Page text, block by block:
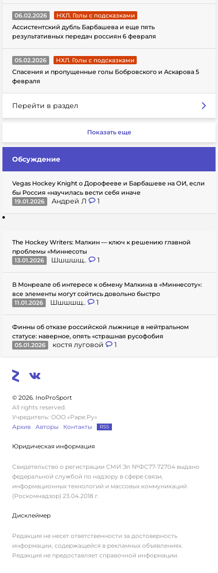
06.02.2026
НХЛ. Голы с подсказками
Ассистентский дубль Барбашева и еще пять
результативных передач россиян 6 февраля
05.02.2026
НХЛ. Голы с подсказками
Спасения и пропущенные голы Бобровского и Аскарова 5
февраля
Перейти в раздел
Показать еще
Обсуждение
Vegas Hockey Knight о Дорофееве и Барбашеве на ОИ, если
бы Россия «научилась вести себя иначе
19.01.2026
Андрей Л 1
The Hockey Writers: Малкин — ключ к решению главной
проблемы «Миннесоты
13.01.2026
Шшшшщ.. 1
В Монреале об интересе к обмену Малкина в «Миннесоту»:
все элементы могут сойтись довольно быстро
11.01.2026
Шшшшщ.. 1
Финны об отказе российской лыжнице в нейтральном
статусе: наверное, опять «страшная русофобия
05.01.2026
костя луговой 1
© 2026. InoProSport
All rights reserved.
Учредитель: ООО «Раре.Ру»
Архив
Авторы Контакты RSS
Юридическая информация
Свидетельство о регистрации СМИ Эл №ФС77-72704 выдано
федеральной службой по надзору в сфере связи,
информационных технологий и массовых коммуникаций
(Роскомнадзор) 23.04.2018 г.
Дисклеймер
Редакция не несет ответственности за достоверность
информации, содержащейся в рекламных объявлениях.
Редакция не предоставляет справочной информации.